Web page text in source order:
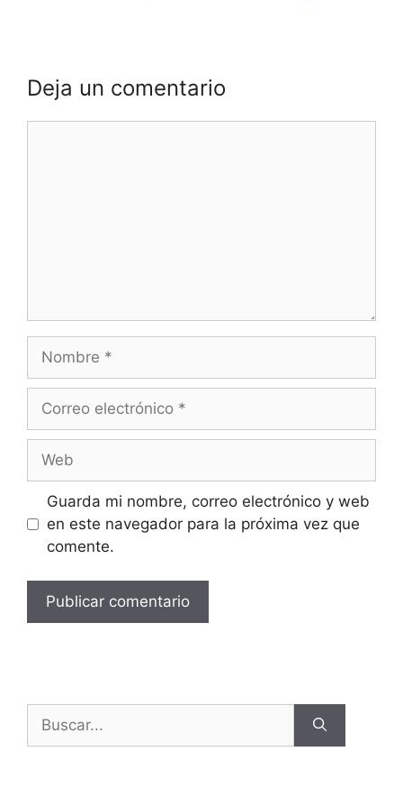
Deja un comentario
Guarda mi nombre, correo electrónico y web
en este navegador para la próxima vez que
comente.